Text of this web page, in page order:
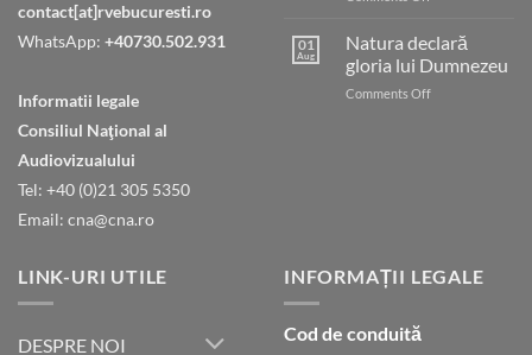
contact[at]rvebucuresti.ro
WhatsApp: +40730.502.931
Informatii legale
Consiliul Naţional al
Audiovizualului
Tel: +40 (0)21 305 5350
Email: cna@cna.ro
nostru
care
ești
în
01
Aug
Natura declară
gloria lui Dumnezeu
Comments Offon
LINK-URI UTILE
DESPRE NOI
INFORMAȚII LEGALE
Cod de conduită